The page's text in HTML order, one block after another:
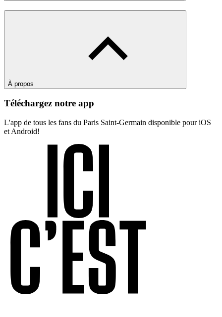
À propos
Téléchargez notre app
L'app de tous les fans du Paris Saint-Germain disponible pour iOS
et Android!